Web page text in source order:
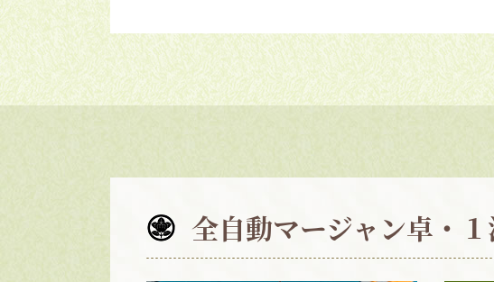
全自動マージャン卓・